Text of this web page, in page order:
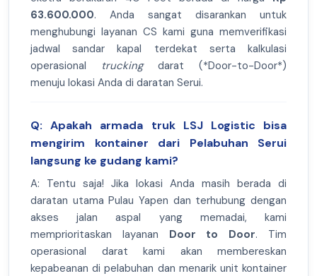
63.600.000. Anda sangat disarankan untuk
menghubungi layanan CS kami guna memverifikasi
jadwal sandar kapal terdekat serta kalkulasi
operasional truckingdarat (*Door-to-Door*)
menuju lokasi Anda di daratan Serui.
Q: Apakah armada truk LSJ Logistic bisa
mengirim kontainer dari Pelabuhan Serui
langsung ke gudang kami?
A: Tentu saja! Jika lokasi Anda masih berada di
daratan utama Pulau Yapen dan terhubung dengan
akses jalan aspal yang memadai, kami
memprioritaskan layanan Door to Door. Tim
operasional darat kami akan membereskan
kepabeanan di pelabuhan dan menarik unit kontainer